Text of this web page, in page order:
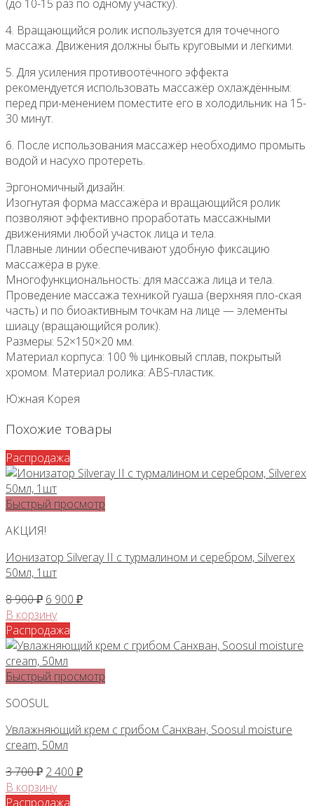
(до 10-15 раз по одному участку).
4. Вращающийся ролик используется для точечного
массажа. Движения должны быть круговыми и легкими.
5. Для усиления противоотёчного эффекта
рекомендуется использовать массажёр охлаждённым:
перед при-менением поместите его в холодильник на 15-
30 минут.
6. После использования массажёр необходимо промыть
водой и насухо протереть.
Эргономичный дизайн:
Изогнутая форма массажёра и вращающийся ролик
позволяют эффективно проработать массажными
движениями любой участок лица и тела.
Плавные линии обеспечивают удобную фиксацию
массажёра в руке.
Многофункциональность: для массажа лица и тела.
Проведение массажа техникой гуаша (верхняя пло-ская
часть) и по биоактивным точкам на лице — элементы
шиацу (вращающийся ролик).
Размеры: 52×150×20 мм.
Материал корпуса: 100 % цинковый сплав, покрытый
хромом. Материал ролика: ABS-пластик.
Южная Корея
Похожие товары
Распродажа
Быстрый просмотр
АКЦИЯ!
Ионизатор Silveray II с турмалином и серебром, Silverex
50мл, 1шт
8 900₽ Первоначальная
цена
составляла
8
900 ₽.
6 900 ₽Текущая
900 ₽.
В корзину
Распродажа
Быстрый просмотр
SOOSUL
Увлажняющий крем с грибом Санхван, Soosul moisture
cream, 50мл
3 700₽ Первоначальная
цена
составляла
2 400 ₽Текущая
В корзину
Распродажа